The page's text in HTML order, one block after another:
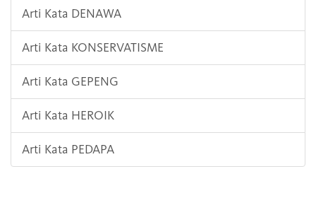
Arti Kata DENAWA
Arti Kata KONSERVATISME
Arti Kata GEPENG
Arti Kata HEROIK
Arti Kata PEDAPA